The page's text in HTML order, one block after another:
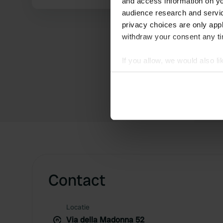
audience research and
privacy choices are only
withdraw your consent any
If you allow, we would also
Collect information
Find out more about how
Contact
Locatie
Via della Madonna 52